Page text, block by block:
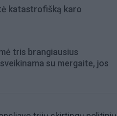
katastrofišką karo
tris brangiausius
su mergaite, jos